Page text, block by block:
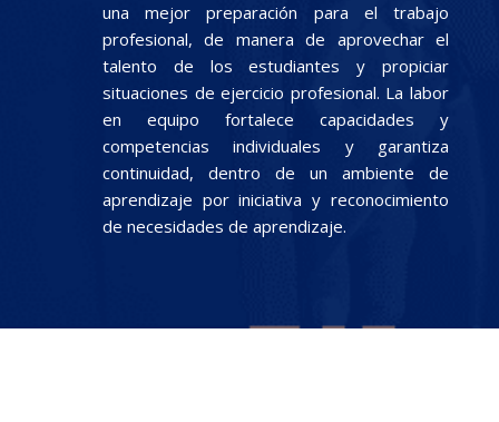
una mejor preparación para el trabajo
profesional, de manera de aprovechar el
talento de los estudiantes y propiciar
situaciones de ejercicio profesional. La labor
en equipo fortalece capacidades y
competencias individuales y garantiza
continuidad, dentro de un ambiente de
aprendizaje por iniciativa y reconocimiento
de necesidades de aprendizaje.